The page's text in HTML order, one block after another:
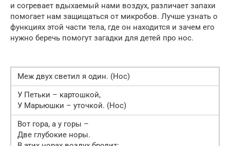
и согревает вдыхаемый нами воздух, различает запахи
помогает нам защищаться от микробов. Лучше узнать о
функциях этой части тела, где он находится и зачем его
нужно беречь помогут загадки для детей про нос.
Меж двух светил я один. (Нос)
У Петьки – картошкой,
У Марьюшки – уточкой. (Нос)
Вот гора, а у горы –
Две глубокие норы.